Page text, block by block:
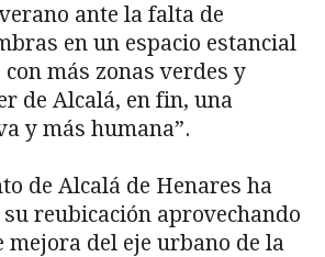
ante la falta de
en un espacio estancial
más zonas verdes y
de Alcalá, en fin, una
y más humana”.
de Alcalá de Henares ha
reubicación aprovechando
mejora del eje urbano de la